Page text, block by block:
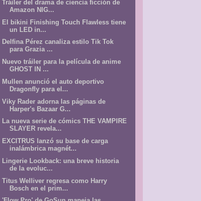
Tráiler del drama de ciencia ficción de
Amazon NIG...
El bikini Finishing Touch Flawless tiene
un LED in...
Delfina Pérez canaliza estilo Tik Tok
para Grazia ...
Nuevo tráiler para la película de anime
GHOST IN ...
Mullen anunció el auto deportivo
Dragonfly para el...
Viky Rader adorna las páginas de
Harper's Bazaar G...
La nueva serie de cómics THE VAMPIRE
SLAYER revela...
EXCITRUS lanzó su base de carga
inalámbrica magnét...
Lingerie Lookback: una breve historia
de la evoluc...
Titus Welliver regresa como Harry
Bosch en el prim...